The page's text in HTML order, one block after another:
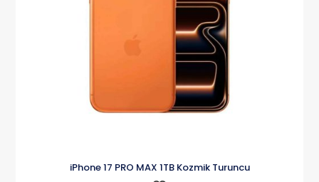
iPhone 17 PRO MAX 1TB Kozmik Turuncu